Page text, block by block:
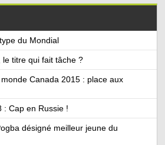
du Mondial
le titre qui fait tâche ?
Canada 2015 : place aux
: Cap en Russie !
désigné meilleur jeune du